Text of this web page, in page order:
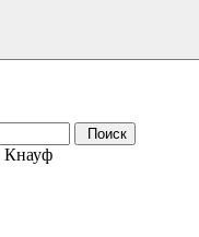
Поиск
Кнауф